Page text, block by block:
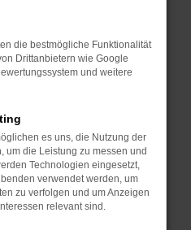
wie Werbeblocker,
Seiten
die Seite in einem
in einem privaten
vorübergehende
Browser und dein
neuesten Stand
die bestmögliche Funktionalität
Drittanbietern wie Google
und weitere
es uns, die Nutzung der
um die Leistung zu messen und
Technologien eingesetzt,
verwendet werden, um
zu verfolgen und um Anzeigen
relevant sind.